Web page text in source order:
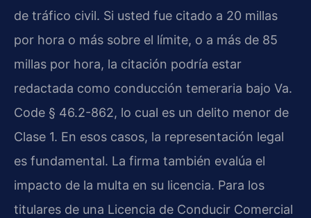
de tráfico civil. Si usted fue citado a 20 millas
por hora o más sobre el límite, o a más de 85
millas por hora, la citación podría estar
redactada como conducción temeraria bajo Va.
Code § 46.2-862, lo cual es un delito menor de
Clase 1. En esos casos, la representación legal
es fundamental. La firma también evalúa el
impacto de la multa en su licencia. Para los
titulares de una Licencia de Conducir Comercial